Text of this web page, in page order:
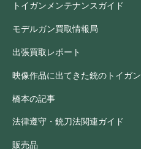
トイガンメンテナンスガイド
モデルガン買取情報局
出張買取レポート
映像作品に出てきた銃のトイガン
橋本の記事
法律遵守・銃刀法関連ガイド
販売品